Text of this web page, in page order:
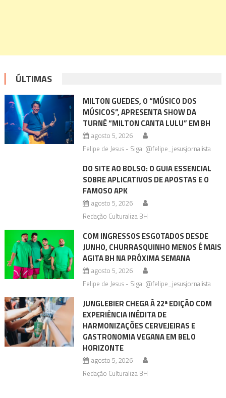
ÚLTIMAS
MILTON GUEDES, O “MÚSICO DOS
MÚSICOS”, APRESENTA SHOW DA
TURNÊ “MILTON CANTA LULU” EM BH
agosto 5, 2026
Felipe de Jesus - Siga: @felipe_jesusjornalista
DO SITE AO BOLSO: O GUIA ESSENCIAL
SOBRE APLICATIVOS DE APOSTAS E O
FAMOSO APK
agosto 5, 2026
Redação Culturaliza BH
COM INGRESSOS ESGOTADOS DESDE
JUNHO, CHURRASQUINHO MENOS É MAIS
AGITA BH NA PRÓXIMA SEMANA
agosto 5, 2026
Felipe de Jesus - Siga: @felipe_jesusjornalista
JUNGLEBIER CHEGA À 22ª EDIÇÃO COM
EXPERIÊNCIA INÉDITA DE
HARMONIZAÇÕES CERVEJEIRAS E
GASTRONOMIA VEGANA EM BELO
HORIZONTE
agosto 5, 2026
Redação Culturaliza BH